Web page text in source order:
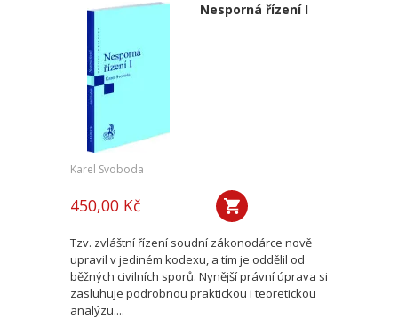
Nesporná řízení I
Karel Svoboda
450,00 Kč
Tzv. zvláštní řízení soudní zákonodárce nově
upravil v jediném kodexu, a tím je oddělil od
běžných civilních sporů. Nynější právní úprava si
zasluhuje podrobnou praktickou i teoretickou
analýzu....